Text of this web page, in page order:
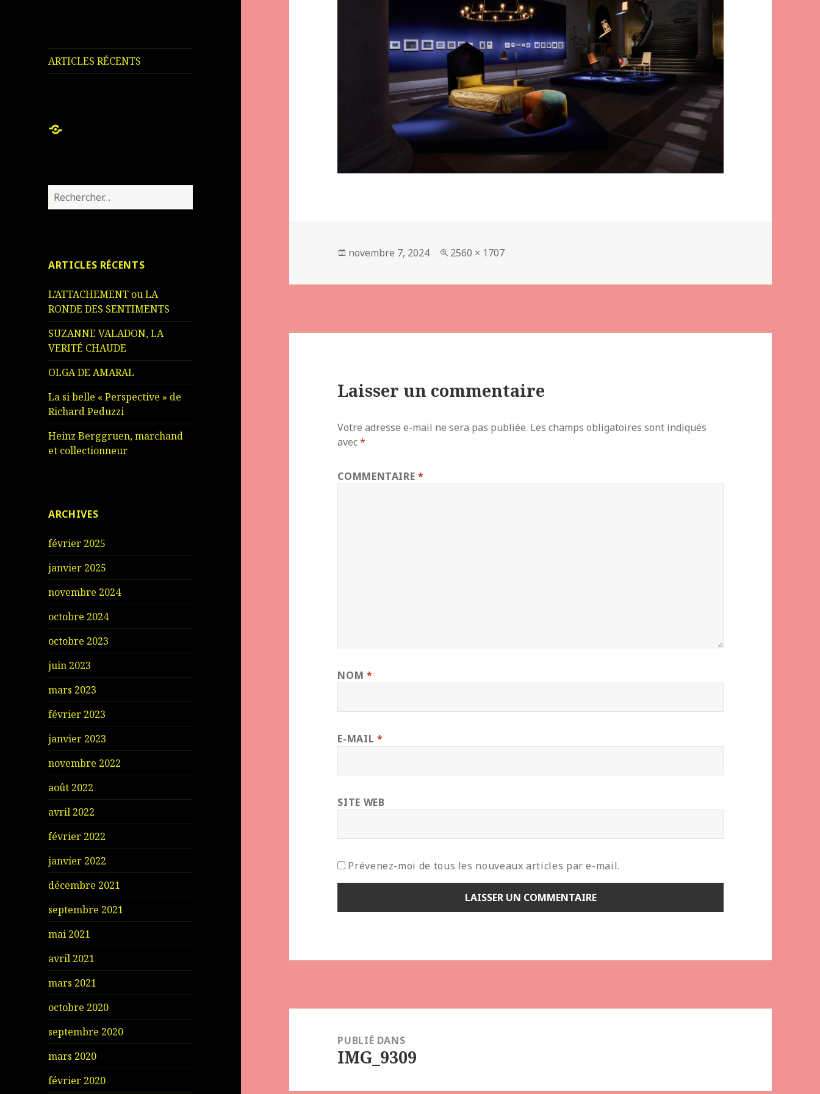
ARTICLES RÉCENTS
ARTICLES
Rechercher :
ARTICLES RÉCENTS
L’ATTACHEMENT ou LA
RONDE DES SENTIMENTS
SUZANNE VALADON, LA
VERITÉ CHAUDE
OLGA DE AMARAL
La si belle « Perspective » de
Richard Peduzzi
Heinz Berggruen, marchand
et collectionneur
ARCHIVES
février 2025
janvier 2025
novembre 2024
octobre 2024
octobre 2023
juin 2023
mars 2023
février 2023
janvier 2023
novembre 2022
août 2022
avril 2022
février 2022
janvier 2022
décembre 2021
septembre 2021
mai 2021
avril 2021
mars 2021
octobre 2020
septembre 2020
mars 2020
février 2020
Publié
novembre 7, 2024
Taille
2560 × 1707
Laisser un commentaire
Votre adresse e-mail ne sera pas publiée. Les champs obligatoires sont indiqués
avec*
COMMENTAIRE*
NOM *
E-MAIL *
SITE WEB
Prévenez-moi de tous les nouveaux articles par e-mail.
l’article
PUBLIÉ DANS
IMG_9309